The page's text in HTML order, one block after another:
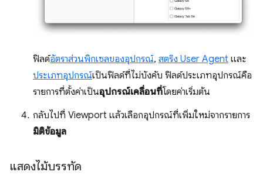
ฟิลด์อัตราส่วนพิกเซลของอุปกรณ์, สตริง User Agent และ
ประเภทอุปกรณ์เป็นฟิลด์ที่ไม่บังคับ ฟิลด์ประเภทอุปกรณ์คือ
รายการที่ตั้งค่าเป็นอุปกรณ์เคลื่อนที่โดยค่าเริ่มต้น
กลับไปที่ Viewport แล้วเลือกอุปกรณ์ที่เพิ่มใหม่จากรายการ
มิติข้อมูล
แสดงไม้บรรทัด